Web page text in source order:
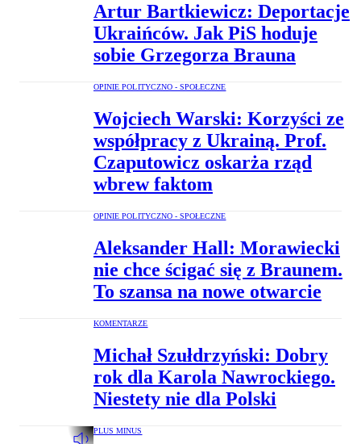
Artur Bartkiewicz: Deportacje
Ukraińców. Jak PiS hoduje
sobie Grzegorza Brauna
OPINIE POLITYCZNO - SPOŁECZNE
Wojciech Warski: Korzyści ze
współpracy z Ukrainą. Prof.
Czaputowicz oskarża rząd
wbrew faktom
OPINIE POLITYCZNO - SPOŁECZNE
Aleksander Hall: Morawiecki
nie chce ścigać się z Braunem.
To szansa na nowe otwarcie
KOMENTARZE
Michał Szułdrzyński: Dobry
rok dla Karola Nawrockiego.
Niestety nie dla Polski
PLUS MINUS